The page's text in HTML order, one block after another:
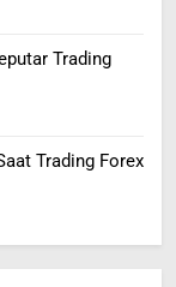
Trading
Trading Forex
DI